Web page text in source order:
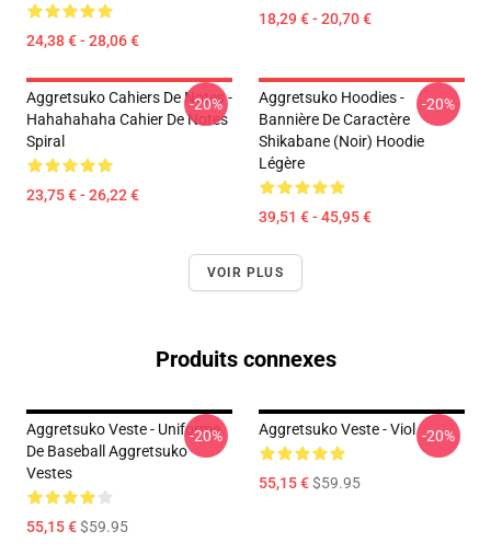
24,38 € - 28,06 €
18,29 € - 20,70 €
Aggretsuko Cahiers De Notes -
Hahahahaha Cahier De Notes
Spiral
23,75 € - 26,22 €
-20%
Aggretsuko Hoodies -
Bannière De Caractère
Shikabane (noir) Hoodie
Légère
39,51 € - 45,95 €
-20%
VOIR PLUS
Produits connexes
Aggretsuko Veste - Uniforme
De Baseball Aggretsuko
Vestes
55,15 €$59.95
-20% Aggretsuko Veste - Viol
55,15 €$59.95
-20%